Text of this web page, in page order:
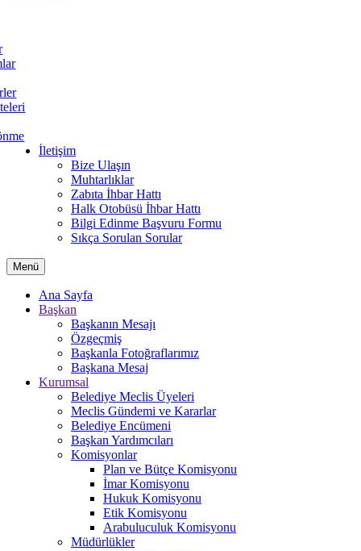
İletişim
Bize Ulaşın
Muhtarlıklar
Zabıta İhbar Hattı
Halk Otobüsü İhbar Hattı
Bilgi Edinme Başvuru Formu
Sıkça Sorulan Sorular
Menü
Ana Sayfa
Başkan
Başkanın Mesajı
Özgeçmiş
Başkanla Fotoğraflarımız
Başkana Mesaj
Kurumsal
Belediye Meclis Üyeleri
Meclis Gündemi ve Kararlar
Belediye Encümeni
Başkan Yardımcıları
Komisyonlar
Plan ve Bütçe Komisyonu
İmar Komisyonu
Hukuk Komisyonu
Etik Komisyonu
Arabuluculuk Komisyonu
Müdürlükler